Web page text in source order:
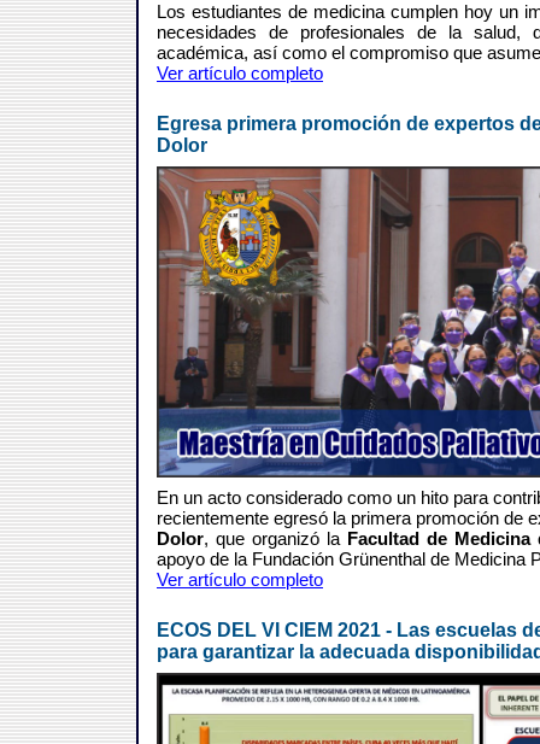
Los estudiantes de medicina cumplen hoy un
necesidades de profesionales de la salud,
académica, así como el compromiso que
Ver artículo completo
Egresa primera promoción de expertos
Dolor
En un acto considerado como un hito para
recientemente egresó la primera promoción de
Dolor, que organizó la Facultad de
apoyo de la Fundación Grünenthal de Medicina
Ver artículo completo
ECOS DEL VI CIEM 2021 - Las
para garantizar la adecuada